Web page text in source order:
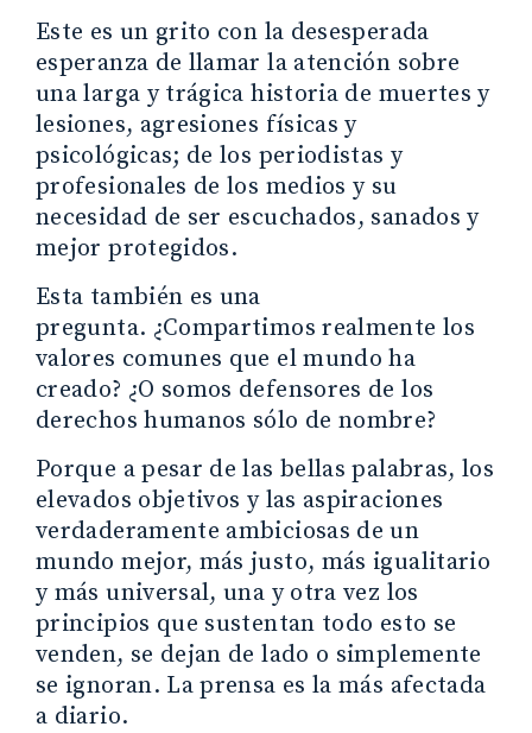
Este es un grito con la desesperada
esperanza de llamar la atención sobre
una larga y trágica historia de muertes y
lesiones, agresiones físicas y
psicológicas; de los periodistas y
profesionales de los medios y su
necesidad de ser escuchados, sanados y
mejor protegidos.
Esta también es una
pregunta. ¿Compartimos realmente los
valores comunes que el mundo ha
creado? ¿O somos defensores de los
derechos humanos sólo de nombre?
Porque a pesar de las bellas palabras, los
elevados objetivos y las aspiraciones
verdaderamente ambiciosas de un
mundo mejor, más justo, más igualitario
y más universal, una y otra vez los
principios que sustentan todo esto se
venden, se dejan de lado o simplemente
se ignoran. La prensa es la más afectada
a diario.